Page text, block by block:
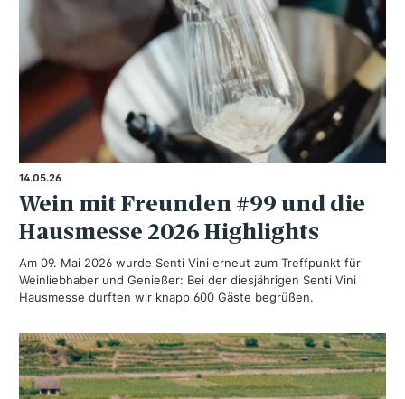
14.05.26
Wein mit Freunden #99 und die
Hausmesse 2026 Highlights
Am 09. Mai 2026 wurde Senti Vini erneut zum Treffpunkt für
Weinliebhaber und Genießer: Bei der diesjährigen Senti Vini
Hausmesse durften wir knapp 600 Gäste begrüßen.